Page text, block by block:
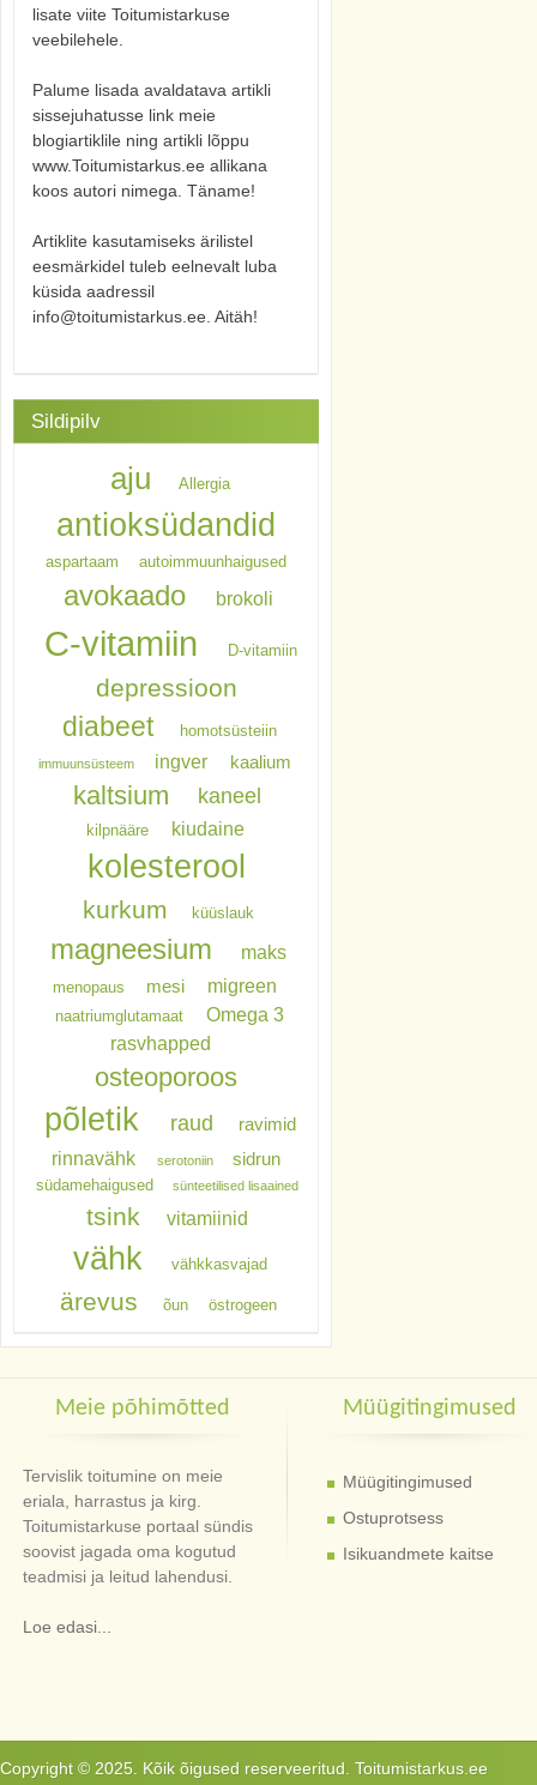
lisate viite Toitumistarkuse
veebilehele.
Palume lisada avaldatava artikli
sissejuhatusse link meie
blogiartiklile ning artikli lõppu
www.Toitumistarkus.ee allikana
koos autori nimega. Täname!
Artiklite kasutamiseks ärilistel
eesmärkidel tuleb eelnevalt luba
küsida aadressil
info@toitumistarkus.ee. Aitäh!
Sildipilv
aju Allergia
antioksüdandid
aspartaam autoimmuunhaigused
avokaado brokoli
C-vitamiin D-vitamiin
depressioon
diabeet homotsüsteiin
immuunsüsteem ingver kaalium
kaltsium kaneel
kilpnääre kiudaine
kolesterool
kurkum küüslauk
magneesium maks
menopaus mesi migreen
naatriumglutamaat
Omega 3
rasvhapped
osteoporoos
põletik raud ravimid
rinnavähk serotoniin sidrun
südamehaigused sünteetilised lisaained
tsink vitamiinid
vähk vähkkasvajad
ärevus õun östrogeen
Meie põhimõtted
Tervislik toitumine on meie
eriala, harrastus ja kirg.
Toitumistarkuse portaal sündis
soovist jagada oma kogutud
teadmisi ja leitud lahendusi.
Loe edasi...
Müügitingimused
Müügitingimused
Ostuprotsess
Isikuandmete kaitse
Copyright © 2025. Kõik õigused reserveeritud. Toitumistarkus.ee